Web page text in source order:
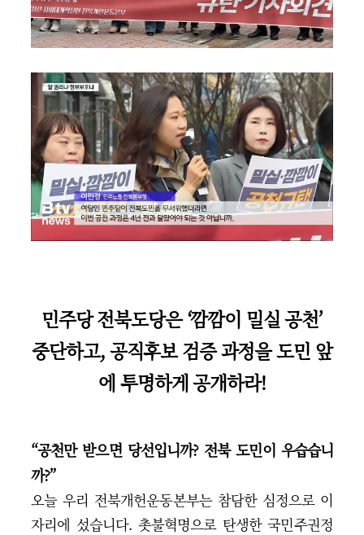
민주당 전북도당은 ‘깜깜이 밀실 공천’
중단하고, 공직후보 검증 과정을 도민 앞
에 투명하게 공개하라!
“공천만 받으면 당선입니까? 전북 도민이 우습습니
까?”
오늘 우리 전북개헌운동본부는 참담한 심정으로 이
자리에 섰습니다. 촛불혁명으로 탄생한 국민주권정